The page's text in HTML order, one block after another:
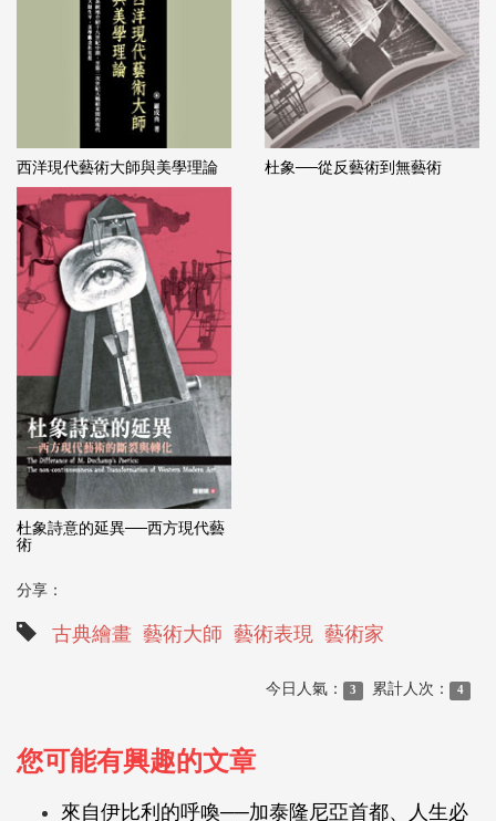
西洋現代藝術大師與美學理論 杜象──從反藝術到無藝術
杜象詩意的延異──西方現代藝
術
分享：
古典繪畫 藝術大師 藝術表現 藝術家
今日人氣： 3 累計人次： 4
您可能有興趣的文章
來自伊比利的呼喚──加泰隆尼亞首都、人生必